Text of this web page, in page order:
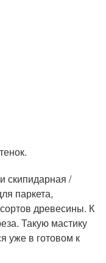
скипидарная /
паркета,
древесины. К
Такую мастику
уже в готовом к